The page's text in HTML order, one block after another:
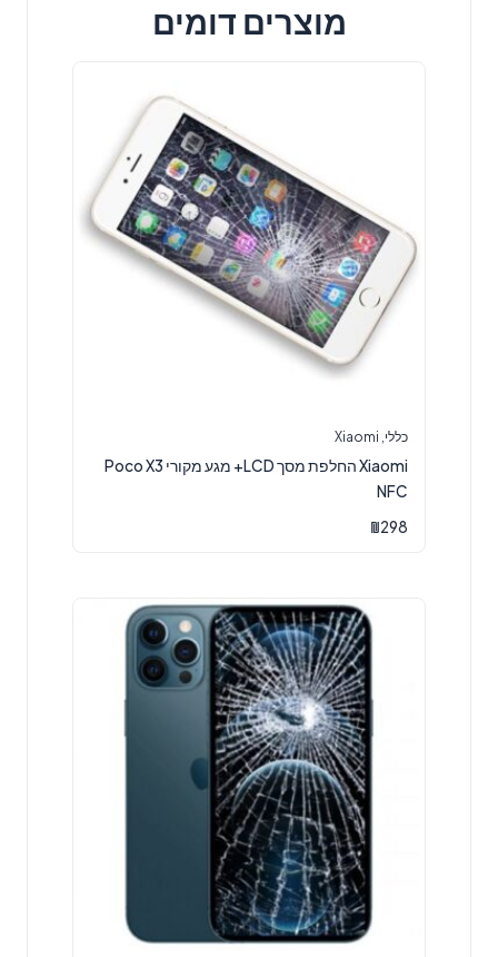
מוצרים דומים
כללי Xiaomi
Xiaomi החלפת מסך LCD+ מגע מקורי Poco X3
NFC
₪298